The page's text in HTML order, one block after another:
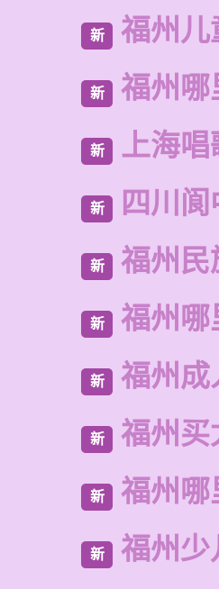
新 福州儿
新 福州哪
新 上海唱
新 四川
新 福州民
新 福州哪
新 福州成
新 福州买
新 福州哪
新 福州少